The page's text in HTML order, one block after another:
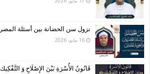
نزول سن الحضانة بين أسئلة
16 مايو، 2026
قَانُونُ الأُسْرَةِ بَيْنَ الإِصْلَاحِ وَ التَّفْكِيك